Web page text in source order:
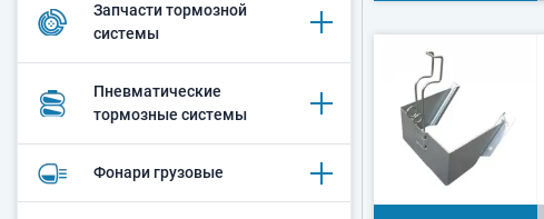
Запчасти тормозной
системы
Пневматические
тормозные системы
Фонари грузовые